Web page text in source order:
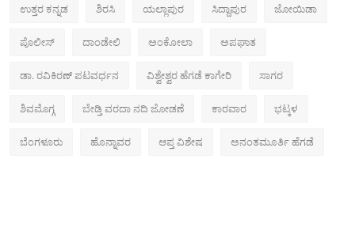
ಉತ್ತರ ಕನ್ನಡ ಶಿರಸಿ ಯಲ್ಲಾಪುರ ಸಿದ್ದಾಪುರ ಜೋಯಿಡಾ
ಪೊಲೀಸ್‌ ದಾಂಡೇಲಿ ಅಂಕೋಲಾ ಅಪಘಾತ
ಡಾ. ರವಿಕಿರಣ್ ಪಟವರ್ಧನ ವಿಶ್ವೇಶ್ವರ ಹೆಗಡೆ ಕಾಗೇರಿ ಸಾಗರ
ಶಿವಮೊಗ್ಗ ಬೇಡ್ತಿ ವರದಾ ನದಿ ಜೋಡಣೆ ಕಾರವಾರ ಭಟ್ಕಳ
ಬೆಂಗಳೂರು ಹೊನ್ನಾವರ ಆಪ್ತ ವಿಶೇಷ ಅನಂತಮೂರ್ತಿ ಹೆಗಡೆ